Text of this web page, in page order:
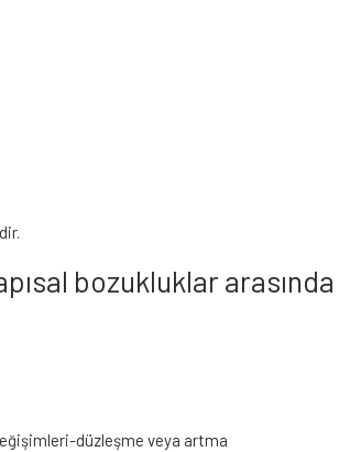
bozukluklar arasında
düzleşme veya artma